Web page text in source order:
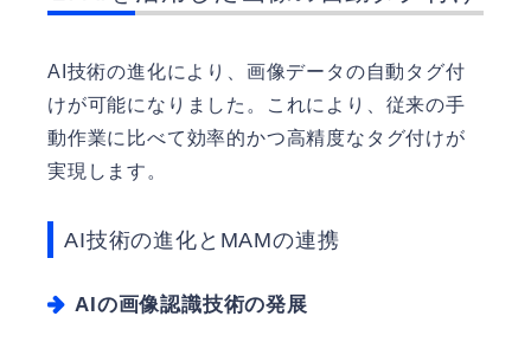
AI技術の進化により、画像データの自動タグ付
けが可能になりました。これにより、従来の手
動作業に比べて効率的かつ高精度なタグ付けが
実現します。
AI技術の進化とMAMの連携
AIの画像認識技術の発展